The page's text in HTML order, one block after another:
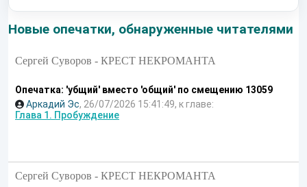
Новые опечатки, обнаруженные читателями
Сергей Суворов - КРЕСТ НЕКРОМАНТА
Опечатка: 'убщий' вместо 'общий' по смещению 13059
Аркадий Эс, 26/07/2026 15:41:49, к главе:
Глава 1. Пробуждение
Сергей Суворов - КРЕСТ НЕКРОМАНТА